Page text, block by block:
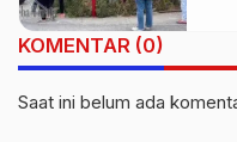
KOMENTAR (0)
Saat ini belum ada